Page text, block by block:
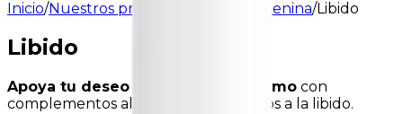
Inicio/Nuestros productos Salud femenina/Libido
Libido
Apoya tu deseo y tu bienestar íntimo con
complementos alimenticios dedicados a la libido.